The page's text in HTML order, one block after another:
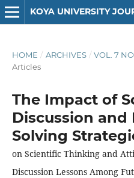
HOME / ARCHIVES / VOL. 7
Articles
The Impact of
Discussion and
Solving
on Scientific Thinking and
Discussion Lessons Among